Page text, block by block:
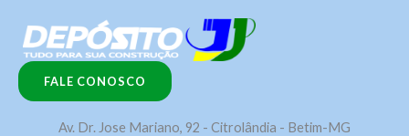
para
conteúdoFALE CONOSCO
Av. Dr. Jose Mariano, 92 - Citrolândia - Betim-MG